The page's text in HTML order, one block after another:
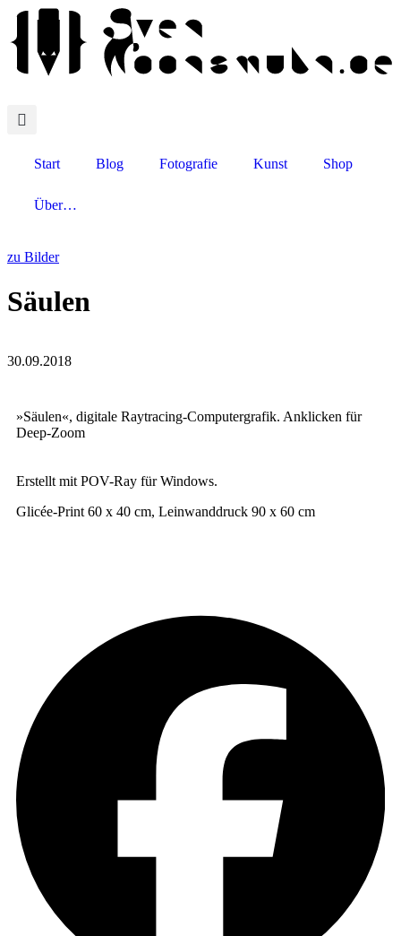
Start Blog Fotografie Kunst Shop
Über…
zu Bilder
Säulen
30.09.2018
»Säu­len«, digi­ta­le Raytracing-Computergrafik. Ankli­cken für
Deep-Zoom
Erstellt mit POV-Ray für Windows.
Glicée-Print 60 x 40 cm, Lein­wand­druck 90 x 60 cm